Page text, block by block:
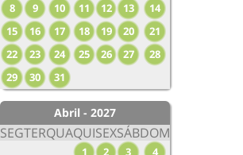
8
9 10 11 12 13
14
15
16 17 18 19 20
21
22
23 24 25 26 27
28
29
30 31
Abril - 2027
SEGTERQUAQUISEXSÁBDOM
1 2 3
4